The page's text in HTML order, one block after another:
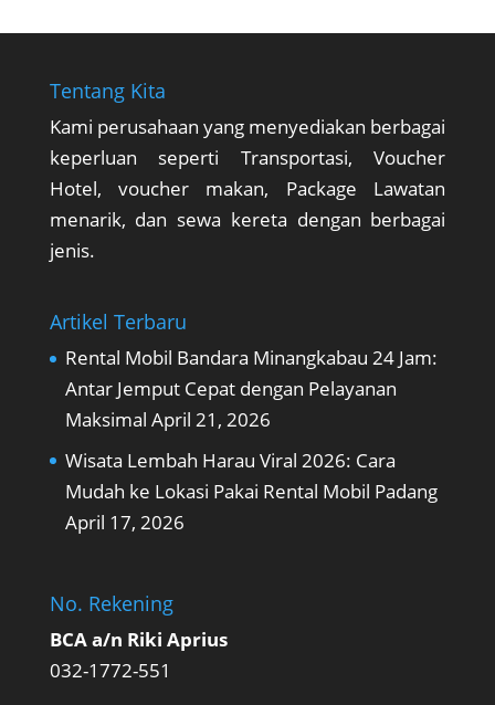
Tentang Kita
Kami perusahaan yang menyediakan berbagai
keperluan seperti Transportasi, Voucher
Hotel, voucher makan, Package Lawatan
menarik, dan sewa kereta dengan berbagai
jenis.
Artikel Terbaru
Rental Mobil Bandara Minangkabau 24 Jam:
Antar Jemput Cepat dengan Pelayanan
Maksimal April 21, 2026
Wisata Lembah Harau Viral 2026: Cara
Mudah ke Lokasi Pakai Rental Mobil Padang
April 17, 2026
No. Rekening
BCA a/n Riki Aprius
032-1772-551